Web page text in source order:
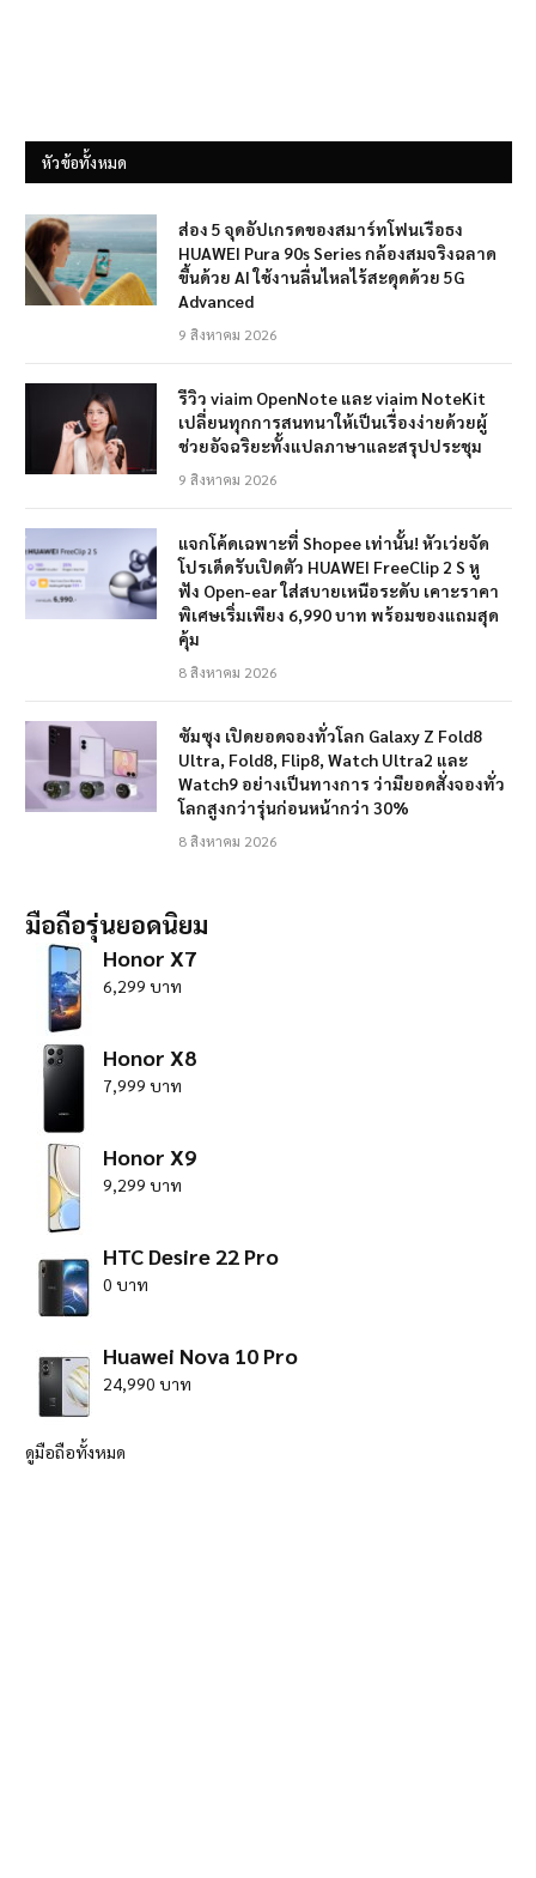
หัวข้อทั้งหมด
ส่อง 5 จุดอัปเกรดของสมาร์ทโฟนเรือธง
HUAWEI Pura 90s Series กล้องสมจริงฉลาด
ขึ้นด้วย AI ใช้งานลื่นไหลไร้สะดุดด้วย 5G
Advanced
9 สิงหาคม 2026
รีวิว viaim OpenNote และ viaim NoteKit
เปลี่ยนทุกการสนทนาให้เป็นเรื่องง่ายด้วยผู้
ช่วยอัจฉริยะทั้งแปลภาษาและสรุปประชุม
9 สิงหาคม 2026
แจกโค้ดเฉพาะที่ Shopee เท่านั้น! หัวเว่ยจัด
โปรเด็ดรับเปิดตัว HUAWEI FreeClip 2 S หู
ฟัง Open-ear ใส่สบายเหนือระดับ เคาะราคา
พิเศษเริ่มเพียง 6,990 บาท พร้อมของแถมสุด
คุ้ม
8 สิงหาคม 2026
ซัมซุง เปิดยอดจองทั่วโลก Galaxy Z Fold8
Ultra, Fold8, Flip8, Watch Ultra2 และ
Watch9 อย่างเป็นทางการ ว่ามียอดสั่งจองทั่ว
โลกสูงกว่ารุ่นก่อนหน้ากว่า 30%
8 สิงหาคม 2026
มือถือรุ่นยอดนิยม
Honor X7
6,299 บาท
Honor X8
7,999 บาท
Honor X9
9,299 บาท
HTC Desire 22 Pro
0 บาท
Huawei Nova 10 Pro
24,990 บาท
ดูมือถือทั้งหมด